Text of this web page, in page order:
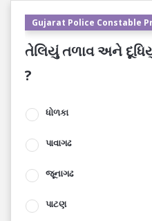
Gujarat Police Constable
તેલિયું તળાવ અને
?
ધોળકા
પાવાગઢ
જૂનાગઢ
પાટણ